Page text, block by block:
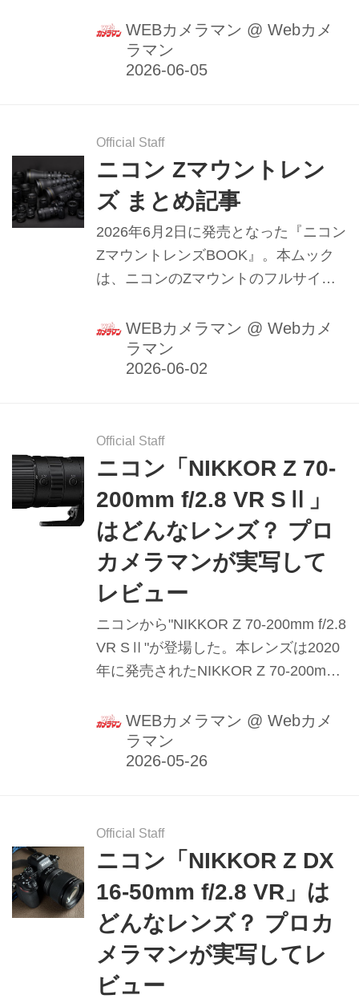
350g未満という小型・軽量設計を両立
したこのレンズの魅力をプロカメラマ
ンの豊田慶記氏が分析する。（2026年
WEBカメラマン @ Webカメ
ラマン
Official Staff
ニコン Zマウントレン
ズ まとめ記事
2026年6月2日に発売となった『ニコン
ZマウントレンズBOOK』。本ムック
は、ニコンのZマウントのフルサイズ
ズ全てと、サードパーティのZマウン
トレンズ5本を加えた計52本のレンズ
レビューを収録しています。このまと
済みの記事などをまとめていきますの
で、お楽しみに♪
WEBカメラマン @ Webカメ
ラマン
Official Staff
ニコン「NIKKOR Z 70-
200mm f/2.8 VR SⅡ」
はどんなレンズ？ プロ
カメラマンが実写して
レビュー
ニコンから"NIKKOR Z 70-200mm f/2.8
VR SⅡ"が登場した。本レンズは2020
年に発売されたNIKKOR Z 70-200mm
従来型から大幅な軽量化と
SSVCM（シルキースウィフト ボイス
コイルモーター）採用によるAF性能の
（2026年4月13日公開、5月26日リラ
イト）
WEBカメラマン @ Webカメ
ラマン
Official Staff
ニコン「NIKKOR Z DX
16-50mm f/2.8 VR」は
どんなレンズ？ プロカ
メラマンが実写してレ
ビュー